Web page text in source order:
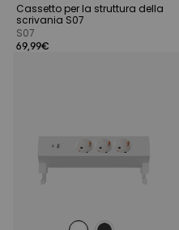
Cassetto per la struttura della
scrivania S07
S07
69,99€